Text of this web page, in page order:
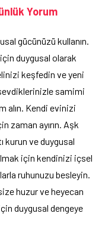
Yorum
gücünüzü kullanın.
duygusal olarak
keşfedin ve yeni
samimi
alın. Kendi evinizi
zaman ayırın. Aşk
kurun ve duygusal
için kendinizi içsel
ruhunuzu besleyin.
huzur ve heyecan
duygusal dengeye